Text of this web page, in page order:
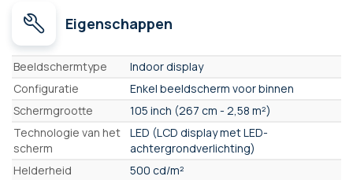
Eigenschappen
Eigenschappen
Beeldschermtype
Indoor display
Configuratie
Enkel beeldscherm voor binnen
Schermgrootte
105 inch (267 cm - 2,58 m²)
Technologie van het
scherm
LED (LCD display met LED-
achtergrondverlichting)
Helderheid
500 cd/m²